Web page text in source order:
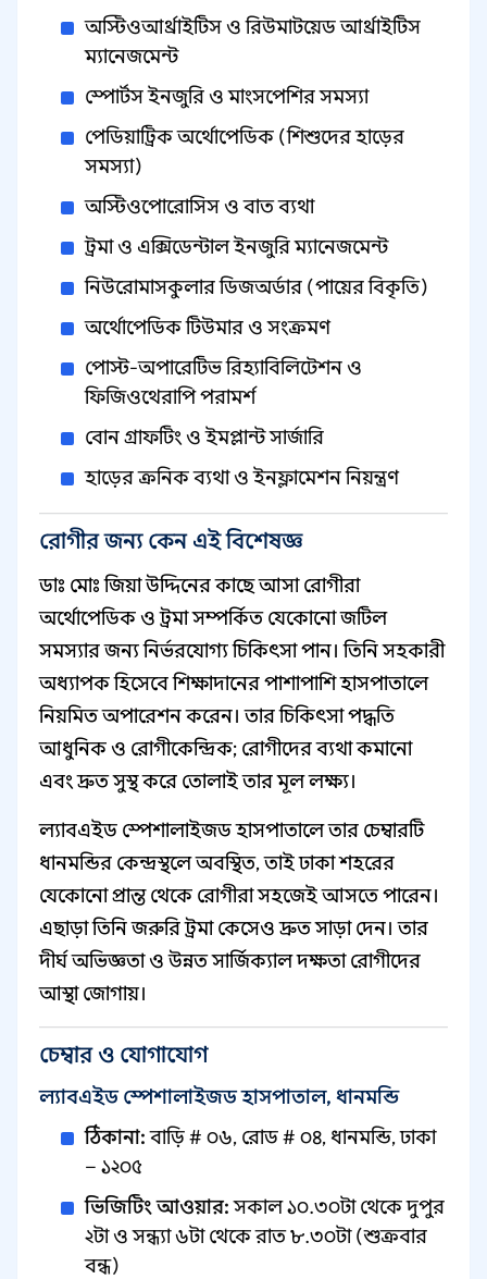
অস্টিওআর্থ্রাইটিস ও রিউমাটয়েড আর্থ্রাইটিস
ম্যানেজমেন্ট
স্পোর্টস ইনজুরি ও মাংসপেশির সমস্যা
পেডিয়াট্রিক অর্থোপেডিক (শিশুদের হাড়ের
সমস্যা)
অস্টিওপোরোসিস ও বাত ব্যথা
ট্রমা ও এক্সিডেন্টাল ইনজুরি ম্যানেজমেন্ট
নিউরোমাসকুলার ডিজঅর্ডার (পায়ের বিকৃতি)
অর্থোপেডিক টিউমার ও সংক্রমণ
পোস্ট-অপারেটিভ রিহ্যাবিলিটেশন ও
ফিজিওথেরাপি পরামর্শ
বোন গ্রাফটিং ও ইমপ্লান্ট সার্জারি
হাড়ের ক্রনিক ব্যথা ও ইনফ্লামেশন নিয়ন্ত্রণ
রোগীর জন্য কেন এই বিশেষজ্ঞ
ডাঃ মোঃ জিয়া উদ্দিনের কাছে আসা রোগীরা
অর্থোপেডিক ও ট্রমা সম্পর্কিত যেকোনো জটিল
সমস্যার জন্য নির্ভরযোগ্য চিকিৎসা পান। তিনি সহকারী
অধ্যাপক হিসেবে শিক্ষাদানের পাশাপাশি হাসপাতালে
নিয়মিত অপারেশন করেন। তার চিকিৎসা পদ্ধতি
আধুনিক ও রোগীকেন্দ্রিক; রোগীদের ব্যথা কমানো
এবং দ্রুত সুস্থ করে তোলাই তার মূল লক্ষ্য।
ল্যাবএইড স্পেশালাইজড হাসপাতালে তার চেম্বারটি
ধানমন্ডির কেন্দ্রস্থলে অবস্থিত, তাই ঢাকা শহরের
যেকোনো প্রান্ত থেকে রোগীরা সহজেই আসতে পারেন।
এছাড়া তিনি জরুরি ট্রমা কেসেও দ্রুত সাড়া দেন। তার
দীর্ঘ অভিজ্ঞতা ও উন্নত সার্জিক্যাল দক্ষতা রোগীদের
আস্থা জোগায়।
চেম্বার ও যোগাযোগ
ল্যাবএইড স্পেশালাইজড হাসপাতাল, ধানমন্ডি
ঠিকানা:বাড়ি # ০৬, রোড # ০৪, ধানমন্ডি, ঢাকা
– ১২০৫
ভিজিটিং আওয়ার:সকাল ১০.৩০টা থেকে দুপুর
২টা ও সন্ধ্যা ৬টা থেকে রাত ৮.৩০টা (শুক্রবার
বন্ধ)